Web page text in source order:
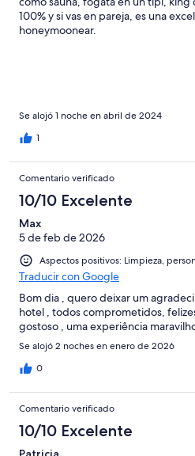
100% y si vas en pareja, es una
honeymoonear.
Se alojó 1 noche en abril de 2024
1
Comentario verificado
10/10 Excelente
Max
5 de feb de 2026
Aspectos positivos: Limpieza,
Traducir con Google
Bom dia , quero deixar um
hotel , todos comprometidos,
gostoso , uma experiência
Se alojó 2 noches en enero de 2026
0
Comentario verificado
10/10 Excelente